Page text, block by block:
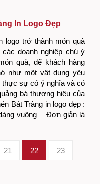
In Logo Đẹp
logo trở thành món quà
doanh nghiệp chú ý
quà, để khách hàng
như một vật dụng yêu
thực sự có ý nghĩa và có
bá thương hiệu của
Bát Tràng in logo đẹp :
vuông – Đơn giản là
21 22 23